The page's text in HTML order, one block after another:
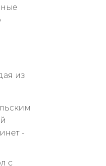
из
-
с